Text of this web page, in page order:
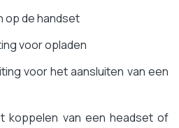
op de handset
voor opladen
voor het aansluiten van een
koppelen van een headset of